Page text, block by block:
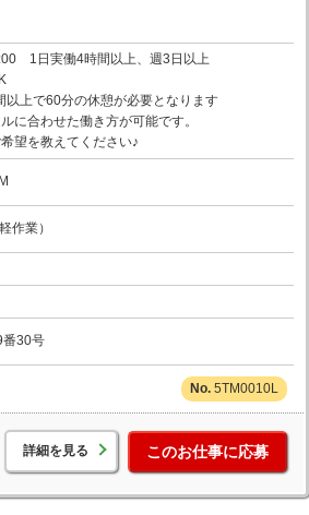
1日実働4時間以上、週3日以上
上で60分の休憩が必要となります
に合わせた働き方が可能です。
望を教えてください♪
作業）
番30号
5TM0010L
詳細を見る このお仕事に応募